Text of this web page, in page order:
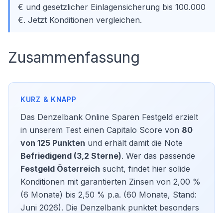
€ und gesetzlicher Einlagensicherung bis 100.000
€. Jetzt Konditionen vergleichen.
Zusammenfassung
Das Denzelbank Online Sparen Festgeld erzielt
in unserem Test einen Capitalo Score von 80
von 125 Punkten und erhält damit die Note
Befriedigend (3,2 Sterne). Wer das passende
Festgeld Österreich sucht, findet hier solide
Konditionen mit garantierten Zinsen von 2,00 %
(6 Monate) bis 2,50 % p.a. (60 Monate, Stand:
Juni 2026). Die Denzelbank punktet besonders